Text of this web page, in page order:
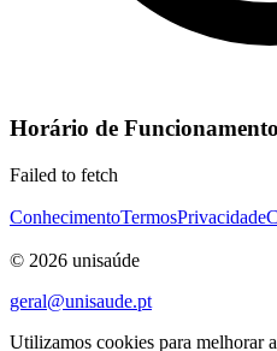
Horário de Funcionamento
Failed to fetch
ConhecimentoTermosPrivacidade
© 2026 unisaúde
geral@unisaude.pt
Utilizamos cookies para melhorar